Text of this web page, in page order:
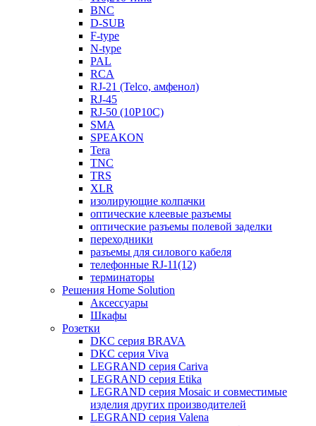
BNC
D-SUB
F-type
N-type
PAL
RCA
RJ-21 (Telco, амфенол)
RJ-45
RJ-50 (10P10C)
SMA
SPEAKON
Tera
TNC
TRS
XLR
изолирующие колпачки
оптические клеевые разъемы
оптические разъемы полевой заделки
переходники
разъемы для силового кабеля
телефонные RJ-11(12)
терминаторы
Решения Home Solution
Аксессуары
Шкафы
Розетки
DKC серия BRAVA
DKC серия Viva
LEGRAND серия Cariva
LEGRAND серия Etika
LEGRAND серия Mosaic и совместимые
изделия других производителей
LEGRAND серия Valena